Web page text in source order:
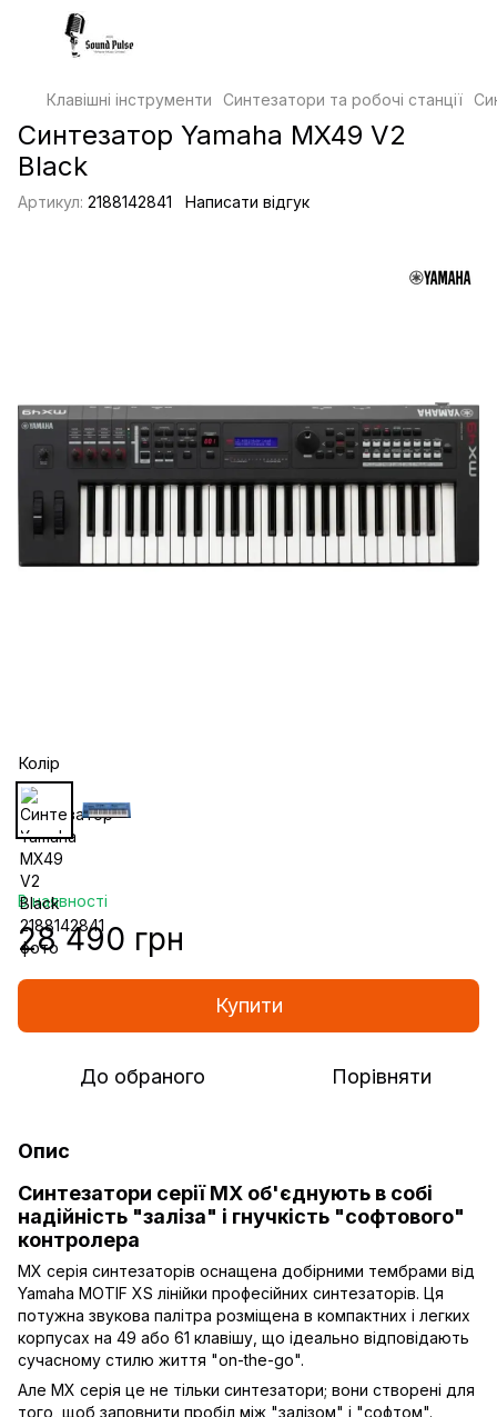
Клавішні інструменти Синтезатори та робочі станції
Синтезатор Yamaha MX49 V2
Black
Артикул: 2188142841 Написати відгук
Колір
В наявності
28 490 грн
Купити
До обраного Порівняти
Опис
Синтезатори серії MX об'єднують в собі
надійність "заліза" і гнучкість "софтового"
контролера
MX серія синтезаторів оснащена добірними тембрами від
Yamaha MOTIF XS лінійки професійних синтезаторів. Ця
потужна звукова палітра розміщена в компактних і легких
корпусах на 49 або 61 клавішу, що ідеально відповідають
сучасному стилю життя "on-the-go".
Але MX серія це не тільки синтезатори; вони створені для
того, щоб заповнити пробіл між "залізом" і "софтом".